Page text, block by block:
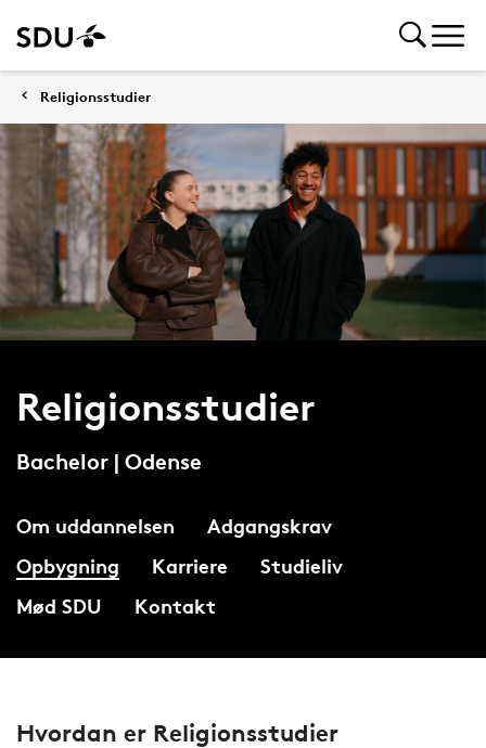
Religionsstudier
Religionsstudier
Bachelor | Odense
Om uddannelsen
Adgangskrav
Opbygning
Karriere
Studieliv
Mød SDU
Kontakt
Hvordan er Religionsstudier